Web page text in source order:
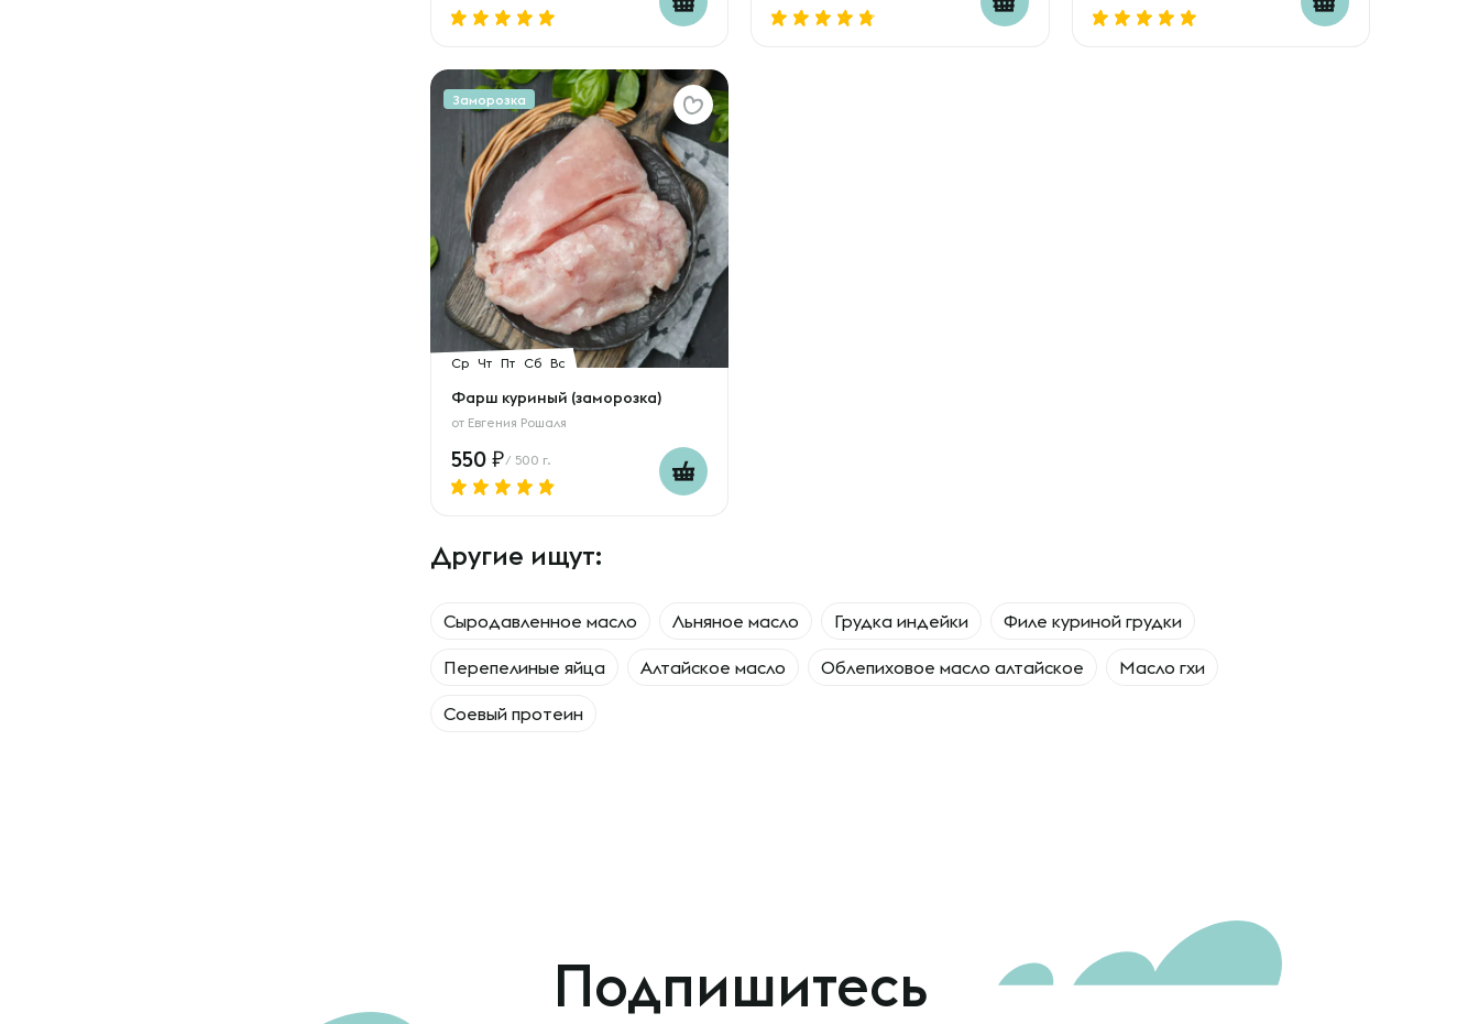
Заморозка
Ср Чт Пт Сб Вс
Фарш куриный (заморозка)
от Евгения Рошаля
550 / 500 г.
Другие ищут:
Сыродавленное масло Льняное масло Грудка индейки Филе куриной грудки
Перепелиные яйца Алтайское масло Облепиховое масло алтайское Масло гхи
Соевый протеин
Подпишитесь